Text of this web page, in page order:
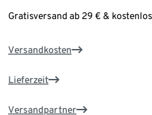
Gratisversand ab 29 € &
Versandkosten
Lieferzeit
Versandpartner